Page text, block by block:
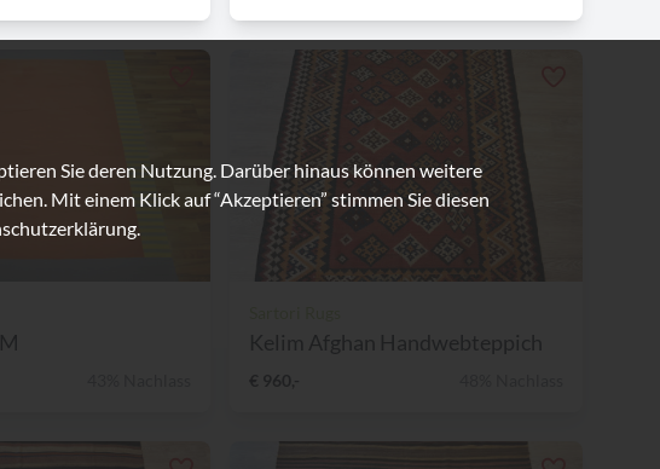
Kelim Afghan Handwebteppich
Sie deren Nutzung. Darüber hinaus können weitere
Mit einem Klick auf “Akzeptieren” stimmen Sie diesen